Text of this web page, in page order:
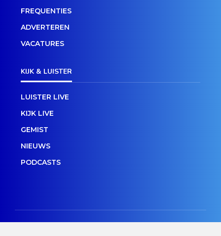
FREQUENTIES
ADVERTEREN
VACATURES
KIJK & LUISTER
LUISTER LIVE
KIJK LIVE
GEMIST
NIEUWS
PODCASTS